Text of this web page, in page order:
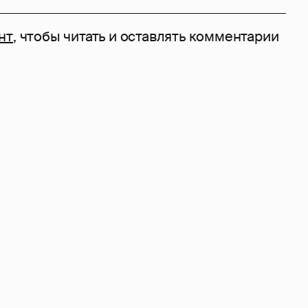
, чтобы читать и оставлять комментарии